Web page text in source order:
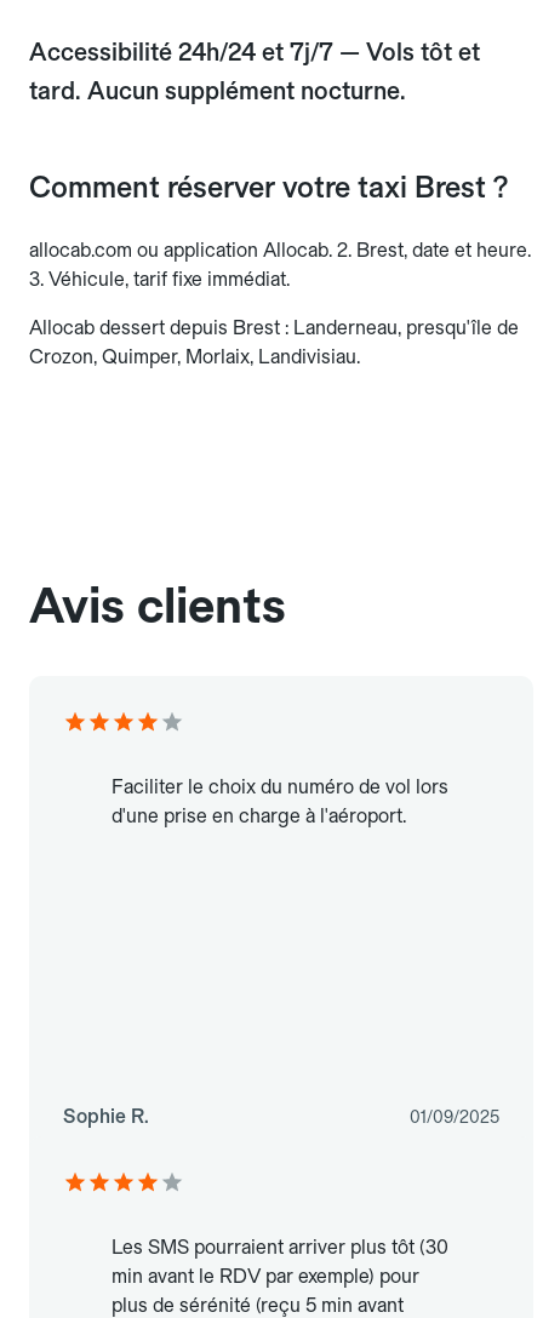
Accessibilité 24h/24 et 7j/7 — Vols tôt et
tard. Aucun supplément nocturne.
Comment réserver votre taxi Brest ?
allocab.com ou application Allocab. 2. Brest, date et heure.
3. Véhicule, tarif fixe immédiat.
Allocab dessert depuis Brest : Landerneau, presqu'île de
Crozon, Quimper, Morlaix, Landivisiau.
Avis clients
Faciliter le choix du numéro de vol lors
d'une prise en charge à l'aéroport.
Sophie R. 01/09/2025
Les SMS pourraient arriver plus tôt (30
min avant le RDV par exemple) pour
plus de sérénité (reçu 5 min avant